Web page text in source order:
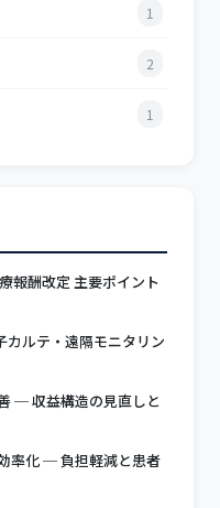
1
2
1
報酬改定 主要ポイント
ルテ・遠隔モニタリン
─ 収益構造の見直しと
率化 ─ 負担軽減と患者